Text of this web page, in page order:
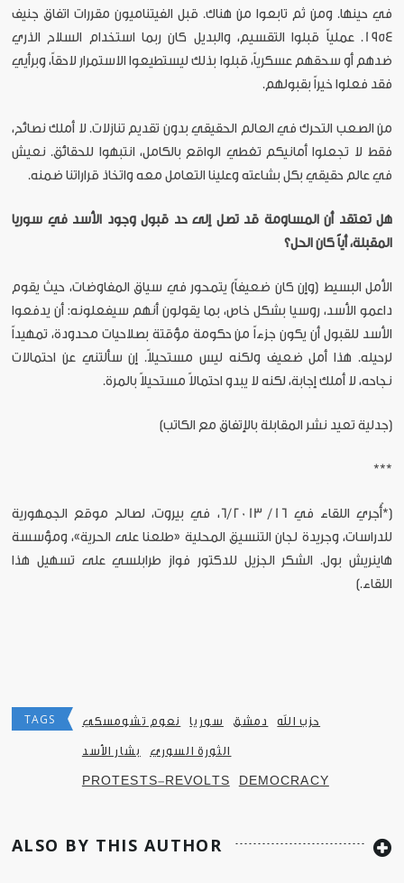
في حينها. ومن ثم تابعوا من هناك. قبل الفيتناميون مقررات اتفاق جنيف
1954. عملياً قبلوا التقسيم، والبديل كان ربما استخدام السلاح الذري
ضدهم أو سحقهم عسكرياً، قبلوا بذلك ليستطيعوا الاستمرار لاحقاً، وبرأيي
فقد فعلوا خيراً بقبولهم.
من الصعب التحرك في العالم الحقيقي بدون تقديم تنازلات. لا أملك نصائح،
فقط لا تجعلوا أمانيكم تغطي الواقع بالكامل، انتبهوا للحقائق. نعيش
في عالم حقيقي بكل بشاعته وعلينا التعامل معه واتخاذ قراراتنا ضمنه.
هل تعتقد أن المساومة قد تصل إلى حد قبول وجود الأسد في سوريا
المقبلة، أياً كان الحل؟
الأمل البسيط (وإن كان ضعيفاً) يتمحور في سياق المفاوضات، حيث يقوم
داعمو الأسد، روسيا بشكل خاص، بما يقولون أنهم سيفعلونه: أن يدفعوا
الأسد للقبول أن يكون جزءاً من حكومة مؤقتة بصلاحيات محدودة، تمهيداً
لرحيله. هذا أمل ضعيف ولكنه ليس مستحيلاً. إن سألتني عن احتمالات
نجاحه، لا أملك إجابة، لكنه لا يبدو احتمالاً مستحيلاً بالمرة.
[جدلية تعيد نشر المقابلة بالإتفاق مع الكاتب]
***
[*أُجري اللقاء في 16/ 6/2013، في بيروت، لصالح موقع الجمهورية
للدراسات، وجريدة لجان التنسيق المحلية «طلعنا على الحرية»، ومؤسسة
هاينريش بول. الشكر الجزيل للدكتور فواز طرابلسي على تسهيل هذا
اللقاء.]
TAGS نعوم تشومسكي سوريا دمشق حزب الله
بشار الأسد الثورة السوري
PROTESTS-REVOLTS DEMOCRACY
ALSO BY THIS AUTHOR